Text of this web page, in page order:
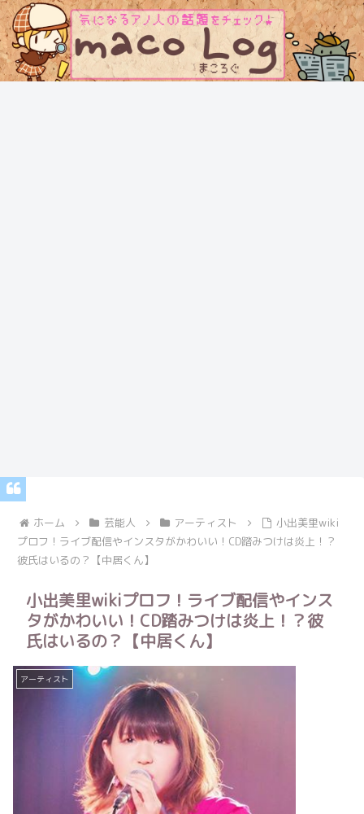
ホーム 芸能人 アーティスト
小出美里wiki
プロフ！ライブ配信やインスタがかわいい！CD踏みつけは炎上！？
彼氏はいるの？【中居くん】
小出美里wikiプロフ！ライブ配信やインス
タがかわいい！CD踏みつけは炎上！？彼
氏はいるの？【中居くん】
アーティスト